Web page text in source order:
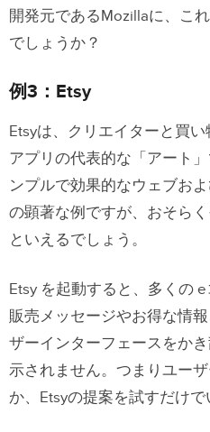
開発元であるMozillaに、こ
でしょうか？
例3：Etsy
Etsyは、クリエイターと買
アプリの代表的な「アート
ンプルで効果的なウェブお
の顕著な例ですが、おそら
といえるでしょう。
Etsy を起動すると、多くの
販売メッセージやお得な情
ザーインターフェースをか
示されません。つまりユー
か、Etsyの提案を試すだけで